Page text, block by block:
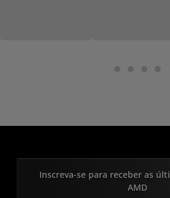
Inscreva-se para receber as
AMD